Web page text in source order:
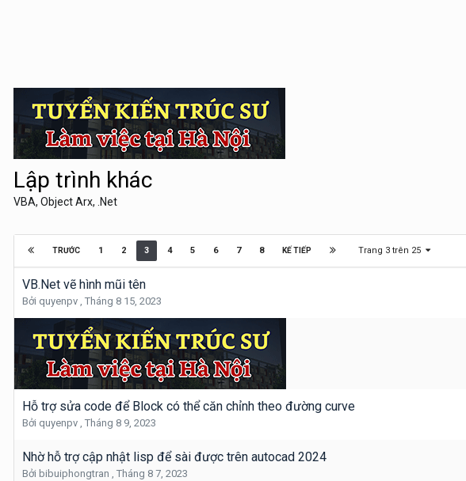
Lập trình khác
VBA, Object Arx, .Net
TRƯỚC 1 2 3 4 5 6 7 8 KẾ TIẾP Trang 3 trên 25
VB.Net vẽ hình mũi tên
Bởi quyenpv , Tháng 8 15, 2023
Hỗ trợ sửa code để Block có thể căn chỉnh theo đường curve
Bởi quyenpv , Tháng 8 9, 2023
Nhờ hỗ trợ cập nhật lisp để sài được trên autocad 2024
Bởi bibuiphongtran , Tháng 8 7, 2023